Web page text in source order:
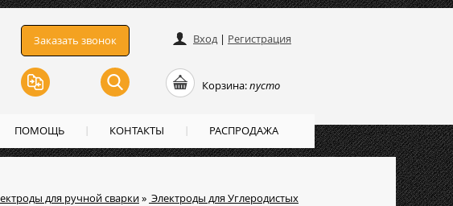
для ручной сварки» Электроды для Углеродистых
Вход| Регистрация
Корзина:пусто
Заказать звонок
ПОМОЩЬ КОНТАКТЫ РАСПРОДАЖА